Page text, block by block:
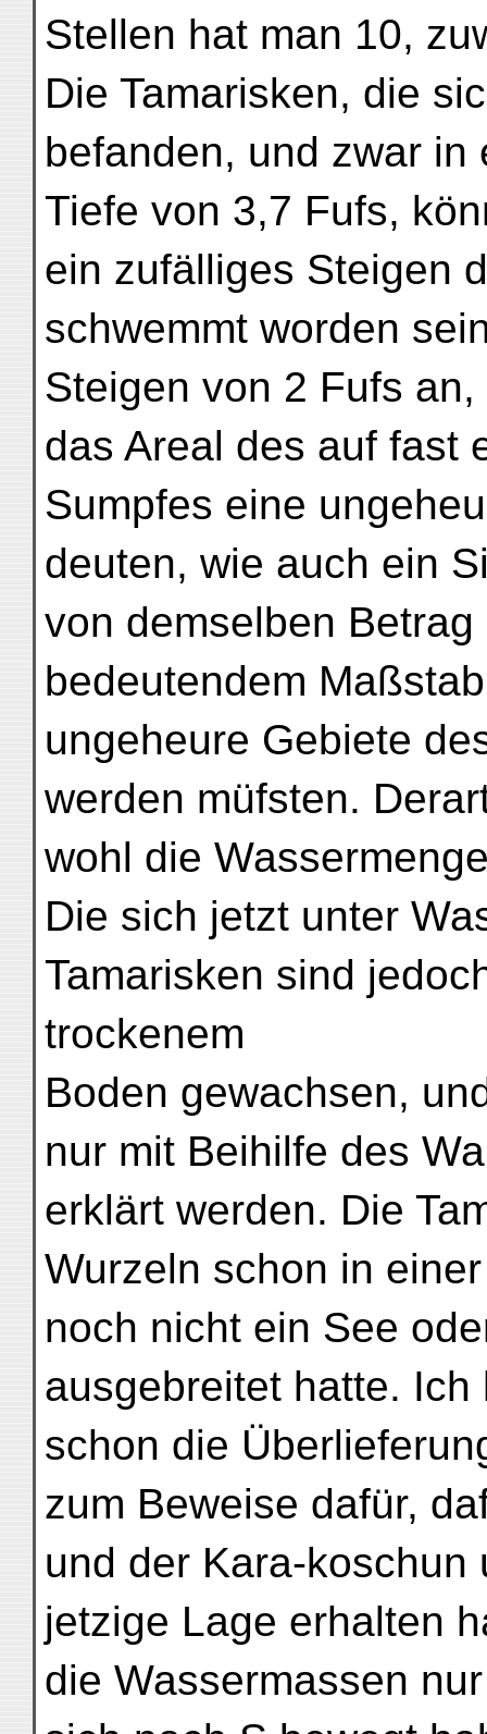
Stellen hat man 10,
Die Tamarisken, die
befanden, und zwar in
Tiefe von 3,7 Fufs,
ein zufälliges Steigen
schwemmt worden
Steigen von 2 Fufs
das Areal des auf fast
Sumpfes eine
deuten, wie auch ein
von demselben
bedeutendem
ungeheure Gebiete
werden müfsten.
wohl die
Die sich jetzt unter
Tamarisken sind
trockenem
Boden gewachsen,
nur mit Beihilfe des
erklärt werden. Die
Wurzeln schon in
noch nicht ein See
ausgebreitet hatte.
schon die
zum Beweise dafür,
und der Kara-
jetzige Lage erhalten
die Wassermassen